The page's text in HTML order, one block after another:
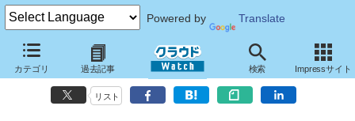
Powered by Translate
カテゴリ 過去記事 検索 Impressサイト
富士通の2010年度連結決算は減益、震災の影響大きく～特損116億円を
計上
リスト